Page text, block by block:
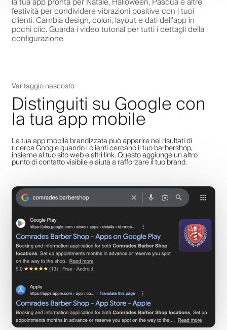
festività per condividere vibrazioni positive con i tuoi
clienti. Cambia design, colori, layout e dati dell'app in
pochi clic. Guarda i video tutorial per tutti i dettagli della
configurazione
Vantaggio nascosto
Distinguiti su Google con
la tua app mobile
La tua app mobile brandizzata può apparire nei risultati di
ricerca Google quando i clienti cercano il tuo barbershop,
insieme al tuo sito web e altri link. Questo aggiunge un altro
punto di contatto visibile e aiuta a rafforzare il tuo brand.